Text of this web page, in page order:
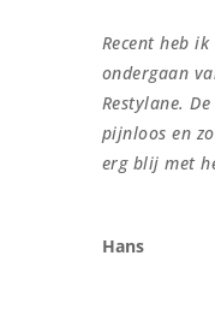
Recent heb
ondergaan
Restylane.
pijnloos en
erg blij met
Hans